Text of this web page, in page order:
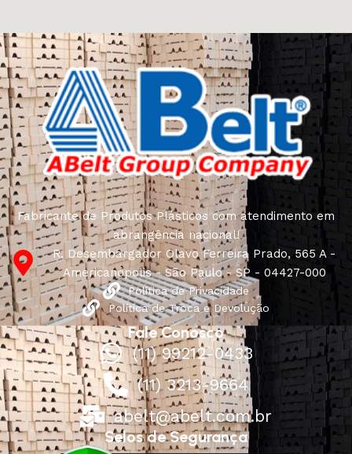
Fabricante de Produtos Plásticos com atendimento em
abrangência nacional!
R. Desembargador Olavo Ferreira Prado, 565 A -
Americanópolis - São Paulo - SP - 04427-000
Política de Privacidade
Política de Troca e Devolução
Fale Conosco
(11) 99212-0433
(11) 3213-9664
abelt@abelt.com.br
Selos de Segurança